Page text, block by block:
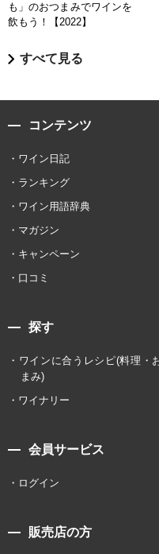
も」のおつまみでワインを
飲もう！【2022】
すべて見る
コンテンツ
ワイン日記
ランキング
ワイン用語辞典
マガジン
キャンペーン
口コミ
探す
ワインに合うレシピ(料理・
まみ)
ワイナリー
会員サービス
ログイン
販売店の方